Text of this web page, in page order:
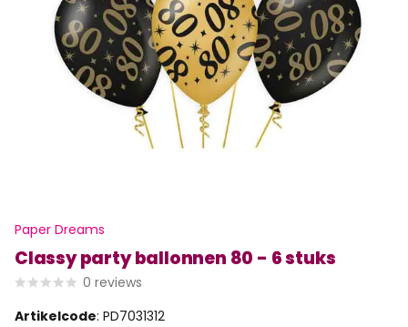
Paper Dreams
Classy party ballonnen 80 - 6 stuks
0 reviews
Artikelcode: PD7031312